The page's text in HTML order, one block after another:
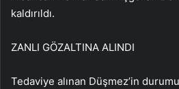
kaldırıldı.
ZANLI GÖZALTINA ALINDI
Tedaviye alınan Düşmez’in